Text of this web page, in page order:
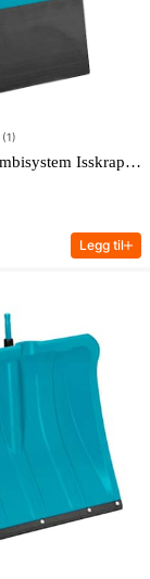
(1)
Gardena Combisystem Isskrape 15
Legg til